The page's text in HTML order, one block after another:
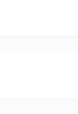
procederemos a